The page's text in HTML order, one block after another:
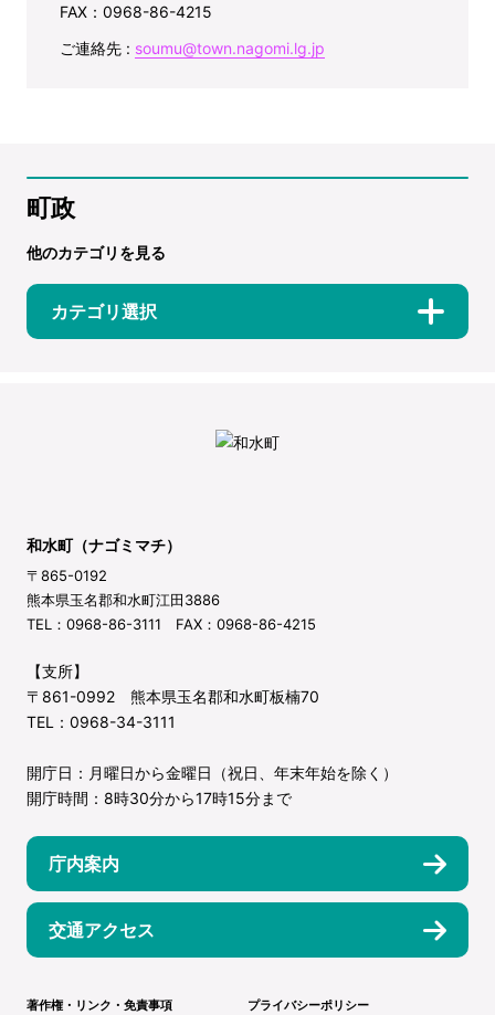
FAX：0968-86-4215
ご連絡先 : soumu@town.nagomi.lg.jp
町政
他のカテゴリを見る
カテゴリ選択
和水町（ナゴミマチ）
〒865-0192
熊本県玉名郡和水町江田3886
TEL：0968-86-3111 FAX：0968-86-4215
【支所】
〒861-0992 熊本県玉名郡和水町板楠70
TEL：0968-34-3111
開庁日：月曜日から金曜日（祝日、年末年始を除く）
開庁時間：8時30分から17時15分まで
庁内案内
交通アクセス
著作権・リンク・免責事項 プライバシーポリシー